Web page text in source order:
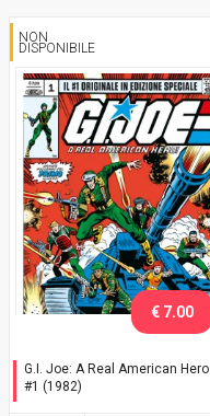
NON
DISPONIBILE
G.I. Joe: A Real American Hero
#1 (1982)
€ 7.00